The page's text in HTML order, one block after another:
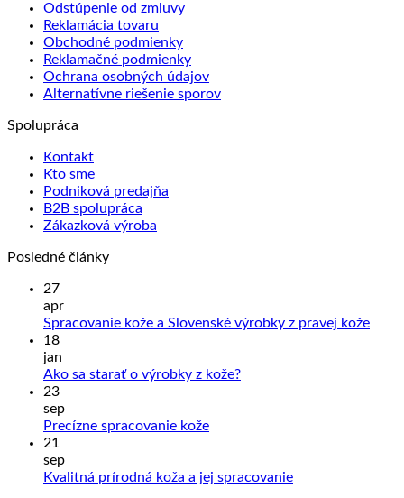
Odstúpenie od zmluvy
Reklamácia tovaru
Obchodné podmienky
Reklamačné podmienky
Ochrana osobných údajov
Alternatívne riešenie sporov
Spolupráca
Kontakt
Kto sme
Podniková predajňa
B2B spolupráca
Zákazková výroba
Posledné články
27
apr
Spracovanie kože a Slovenské výrobky z pravej kože
18
jan
Ako sa starať o výrobky z kože?Žiadne
o
23
sep
Precízne spracovanie kožeŽiadne
Precízne
21
sep
Kvalitná prírodná koža a jej spracovanieŽiadne